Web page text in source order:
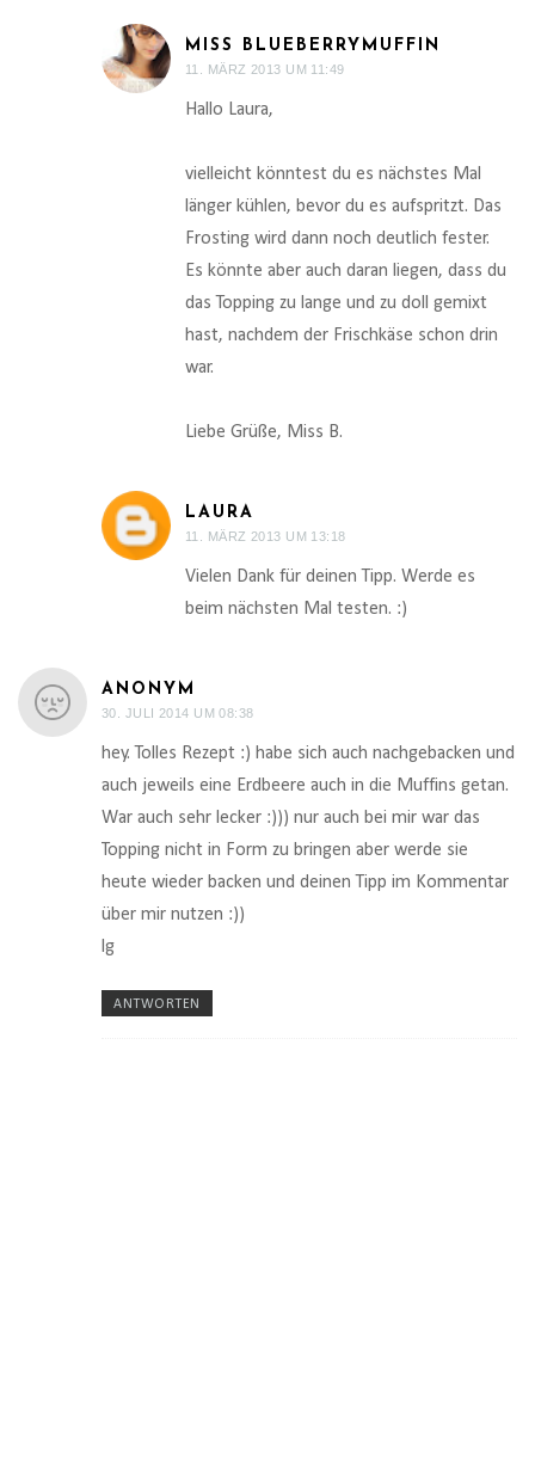
MISS BLUEBERRYMUFFIN
11. MÄRZ 2013 UM 11:49
Hallo Laura,
vielleicht könntest du es nächstes Mal
länger kühlen, bevor du es aufspritzt. Das
Frosting wird dann noch deutlich fester.
Es könnte aber auch daran liegen, dass du
das Topping zu lange und zu doll gemixt
hast, nachdem der Frischkäse schon drin
war.
Liebe Grüße, Miss B.
LAURA
11. MÄRZ 2013 UM 13:18
Vielen Dank für deinen Tipp. Werde es
beim nächsten Mal testen. :)
ANONYM
30. JULI 2014 UM 08:38
hey. Tolles Rezept :) habe sich auch nachgebacken und
auch jeweils eine Erdbeere auch in die Muffins getan.
War auch sehr lecker :))) nur auch bei mir war das
Topping nicht in Form zu bringen aber werde sie
heute wieder backen und deinen Tipp im Kommentar
über mir nutzen :))
lg
ANTWORTEN